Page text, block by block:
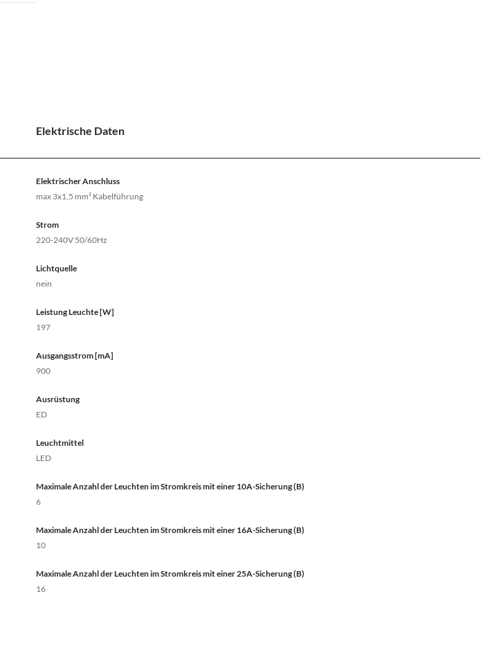
Elektrische Daten
Elektrischer Anschluss
max 3x1,5 mm² Kabelführung
Strom
220-240V 50/60Hz
Lichtquelle
nein
Leistung Leuchte [W]
197
Ausgangsstrom [mA]
900
Ausrüstung
ED
Leuchtmittel
LED
Maximale Anzahl der Leuchten im Stromkreis mit einer 10A-Sicherung (B)
6
Maximale Anzahl der Leuchten im Stromkreis mit einer 16A-Sicherung (B)
10
Maximale Anzahl der Leuchten im Stromkreis mit einer 25A-Sicherung (B)
16